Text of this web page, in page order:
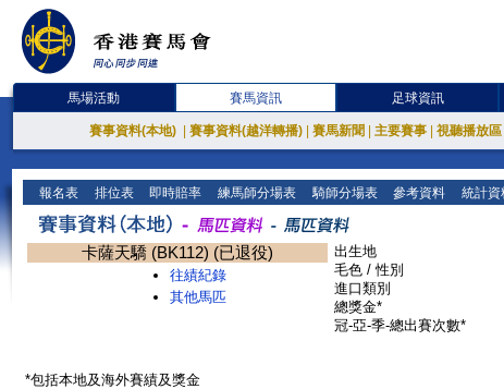
馬場活動 賽馬資訊 足球資訊
賽事資料(本地) 賽事資料(越洋轉播) 賽馬新聞 主要賽事 視聽播放區
報名表 排位表 即時賠率 練馬師分場表 騎師分場表 參考資料 統計資
卡薩天驕 (BK112) (已退役)
往績紀錄
其他馬匹
出生地
毛色 / 性別
進口類別
總獎金*
冠-亞-季-總出賽次數*
*包括本地及海外賽績及獎金